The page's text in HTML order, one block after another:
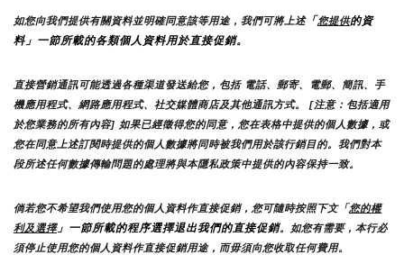
如您向我們提供有關資料並明確同意該等用途，我們可將上述「 您提供的資
料」一節所載的各類個人資料用於直接促銷。
直接營銷通訊可能透過各種渠道發送給您，包括 電話、郵寄、電郵、簡訊、手
機應用程式、網路應用程式、社交媒體商店及其他通訊方式。 [注意：包括適用
於您業務的所有內容] 如果已經徵得您的同意，您在表格中提供的個人數據，或
您在同意上述訂閱時提供的個人數據將同時被我們用於該行銷目的。我們對本
段所述任何數據傳輸問題的處理將與本隱私政策中提供的內容保持一致。
倘若您不希望我們使用您的個人資料作直接促銷，您可隨時按照下文「您的權
利及選擇」一節所載的程序選擇退出我們的直接促銷。如您有需要，本行必
須停止使用您的個人資料作直接促銷用途，而毋須向您收取任何費用。